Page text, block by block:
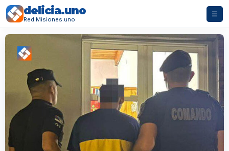
delicia.uno
Red Misiones.uno
☰